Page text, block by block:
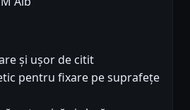
și ușor de citit
pentru fixare pe suprafețe